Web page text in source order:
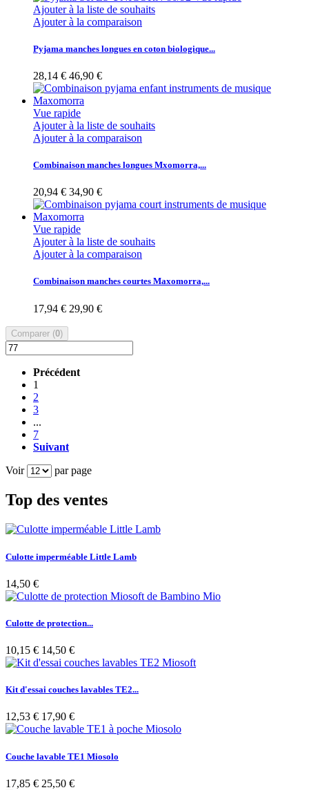
Ajouter à la liste de souhaits
Ajouter à la comparaison
Pyjama manches longues en coton biologique...
28,14 € 46,90 €
Vue rapide
Ajouter à la liste de souhaits
Ajouter à la comparaison
Combinaison manches longues Mxomorra,...
20,94 € 34,90 €
Vue rapide
Ajouter à la liste de souhaits
Ajouter à la comparaison
Combinaison manches courtes Maxomorra,...
17,94 € 29,90 €
Comparer (0)
Précédent
1
2
3
...
7
Suivant
Voir
par page
Top des ventes
Culotte imperméable Little Lamb
14,50 €
Culotte de protection...
10,15 € 14,50 €
Kit d'essai couches lavables TE2...
12,53 € 17,90 €
Couche lavable TE1 Miosolo
17,85 € 25,50 €